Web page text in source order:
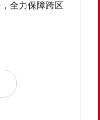
全力保障跨区